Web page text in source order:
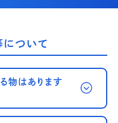
について
物はあります